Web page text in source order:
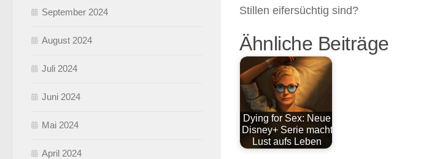
Stillen eifersüchtig sind?
Ähnliche Beiträge
Dying for Sex: Neue
Disney+ Serie macht
Lust aufs Leben
September 2024
August 2024
Juli 2024
Juni 2024
Mai 2024
April 2024